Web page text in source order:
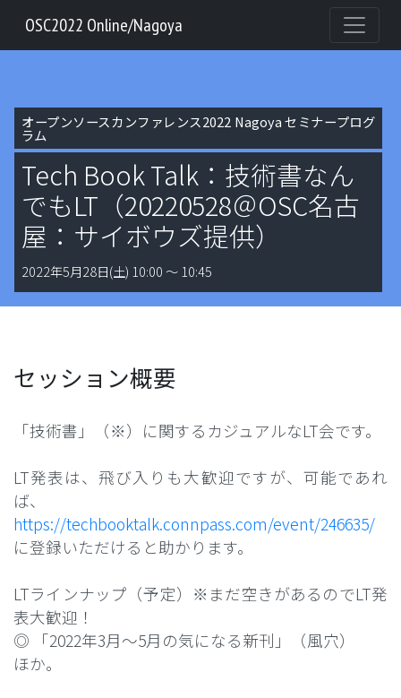
OSC2022 Online/Nagoya
オープンソースカンファレンス2022 Nagoya セミナープログ
ラム
Tech Book Talk：技術書なん
でもLT（20220528＠OSC名古
屋：サイボウズ提供）
2022年5月28日(土) 10:00 〜 10:45
セッション概要
「技術書」（※）に関するカジュアルなLT会です。
LT発表は、飛び入りも大歓迎ですが、可能であれ
ば、
https://techbooktalk.connpass.com/event/246635/
に登録いただけると助かります。
LTラインナップ（予定）※まだ空きがあるのでLT発
表大歓迎！
◎ 「2022年3月〜5月の気になる新刊」（風穴）
ほか。